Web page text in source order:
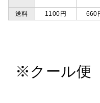
送料
1100円 660
※クール便